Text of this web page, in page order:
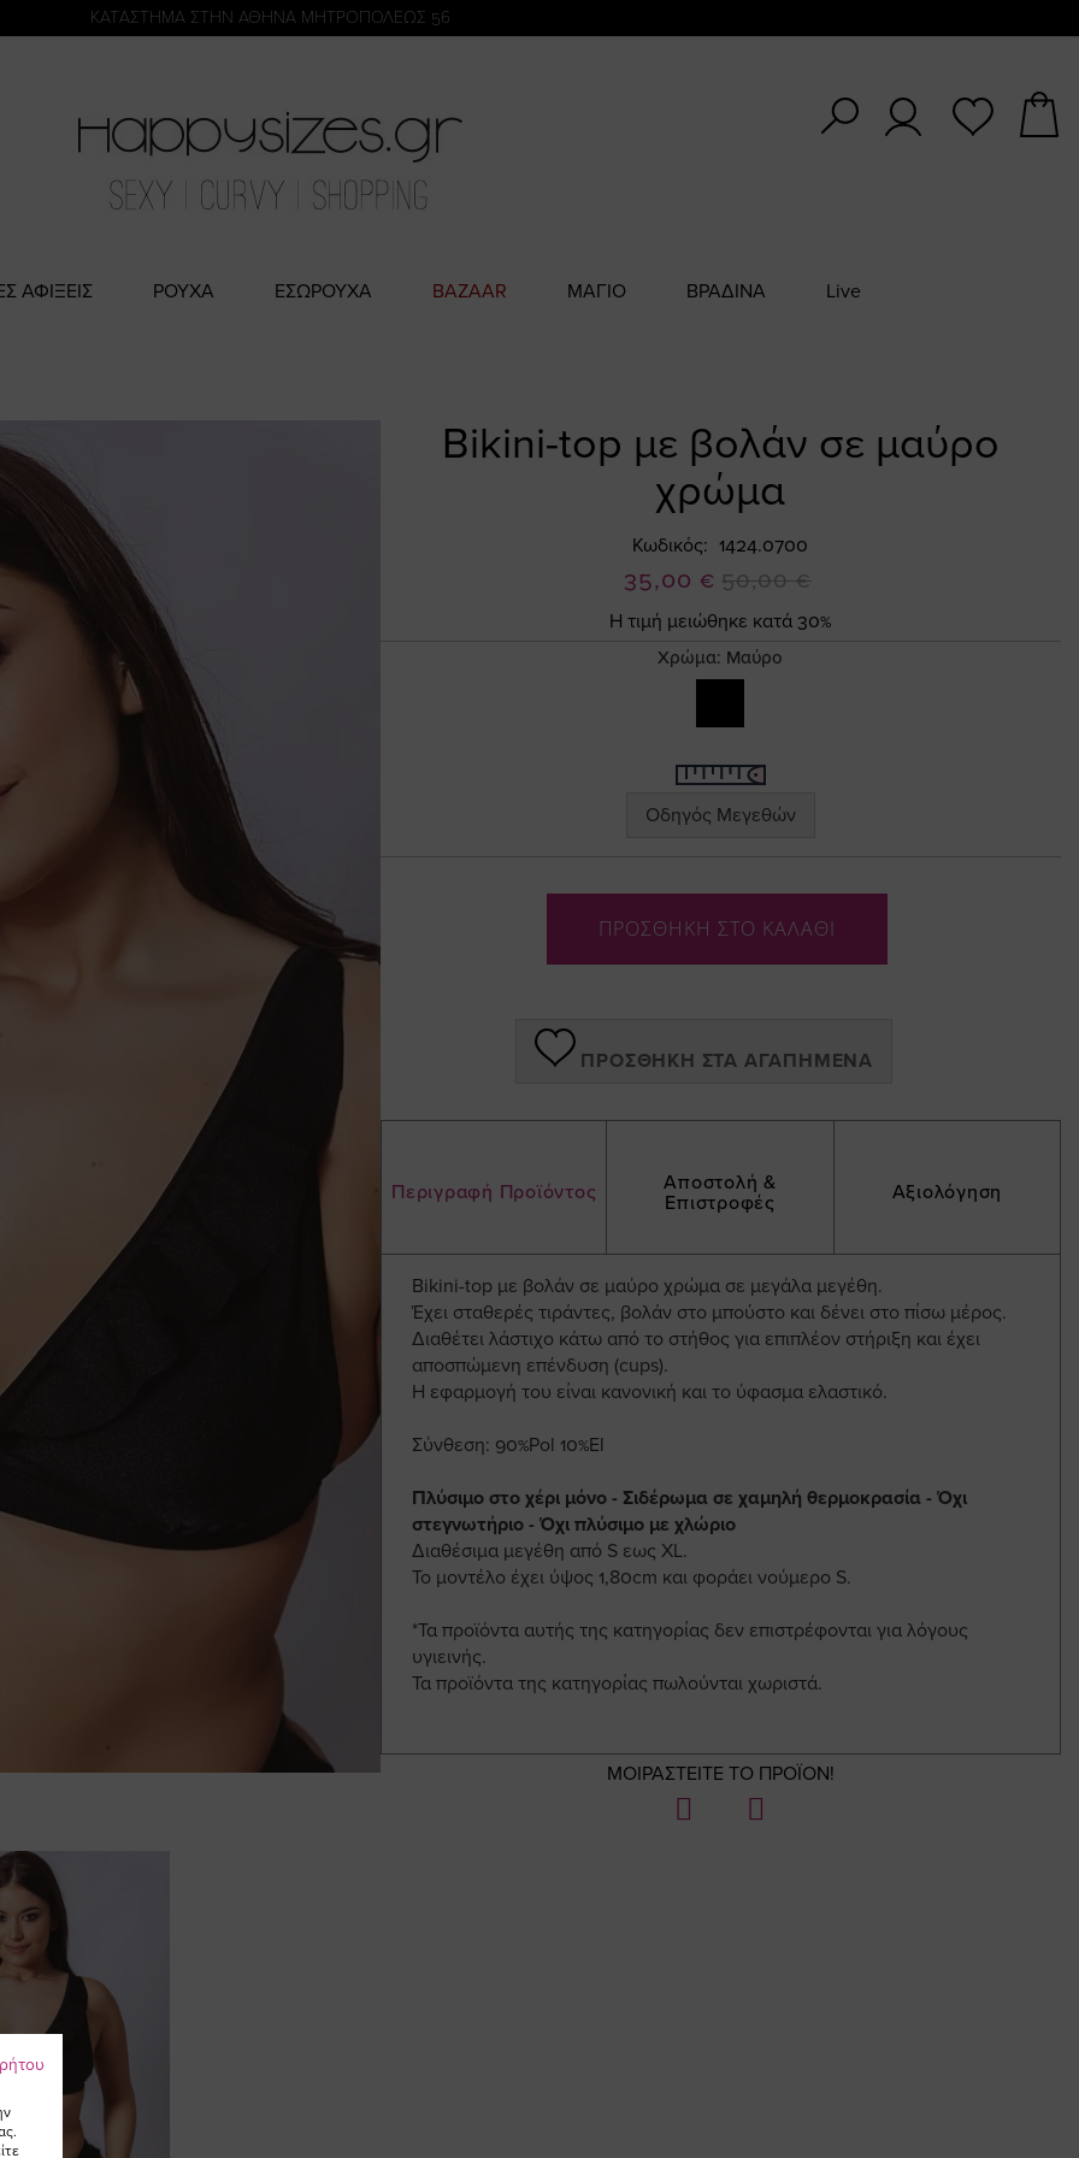
KATΑΣΤΗΜΑ ΣΤΗΝ ΑΘΗΝΑ ΜΗΤΡΟΠΟΛΕΩΣ 56
ΑΦΙΞΕΙΣ ΡΟΥΧΑ ΕΣΩΡΟΥΧΑ BAZAAR ΜΑΓΙΟ ΒΡΑΔΙΝΑ Live
Bikini-top με βολάν σε μαύρο
χρώμα
Κωδικός 1424.0700
Ειδική
Τιμή
35,00 € 50,00 €
Η τιμή μειώθηκε κατά 30%
Χρώμα: Μαύρο
Οδηγός Μεγεθών
ΠΡΟΣΘΗΚΗ ΣΤΟ ΚΑΛΑΘΙ
ΠΡΟΣΘΉΚΗ ΣΤΑ ΑΓΑΠΗΜΈΝΑ
Περιγραφή Προϊόντος
Αποστολή &
Επιστροφές
Αξιολόγηση
Bikini-top με βολάν σε μαύρο χρώμα σε μεγάλα μεγέθη.
Έχει σταθερές τιράντες, βολάν στο μπούστο και δένει στο πίσω μέρος.
Διαθέτει λάστιχο κάτω από το στήθος για επιπλέον στήριξη και έχει
αποσπώμενη επένδυση (cups).
Η εφαρμογή του είναι κανονική και το ύφασμα ελαστικό.
Σύνθεση: 90%Pol 10%El
Πλύσιμο στο χέρι μόνο - Σιδέρωμα σε χαμηλή θερμοκρασία - Όχι
στεγνωτήριο - Όχι πλύσιμο με χλώριο
Διαθέσιμα μεγέθη από S εως XL.
Το μοντέλο έχει ύψος 1,80cm και φοράει νούμερο S.
*Τα προϊόντα αυτής της κατηγορίας δεν επιστρέφονται για λόγους
υγιεινής.
Τα προϊόντα της κατηγορίας πωλούνται χωριστά.
ΜΟΙΡΑΣΤΕΙΤΕ ΤΟ ΠΡΟΪΟΝ!